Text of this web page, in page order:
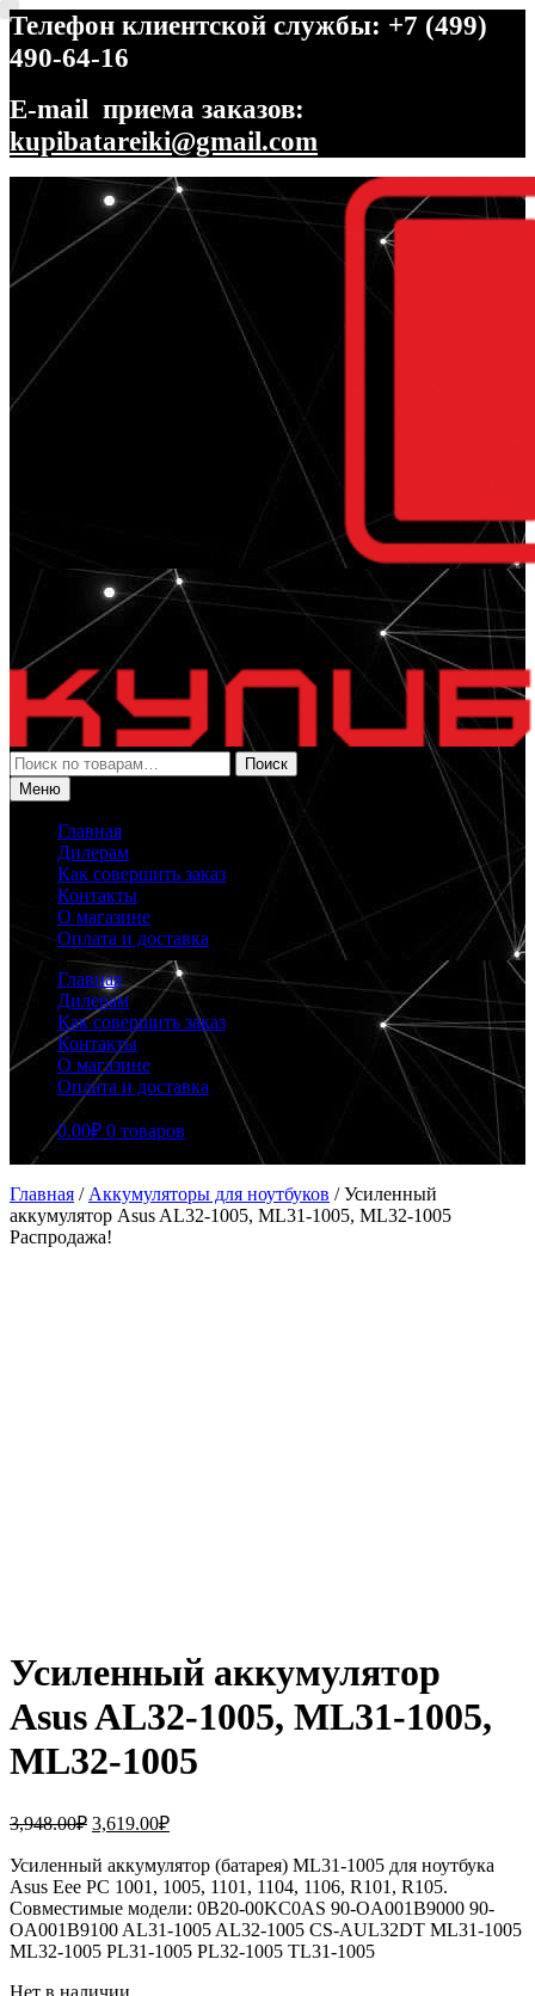
Телефон клиентской службы: +7 (499)
490-64-16
E-mail приема заказов:
kupibatareiki@gmail.com
Перейти
навигации
Перейти
содержимому
Искать:
Поиск
Меню
Главная
Дилерам
Как совершить заказ
Контакты
О магазине
Оплата и доставка
Главная
Дилерам
Как совершить заказ
Контакты
О магазине
Оплата и доставка
0.00₽ 0 товаров
Главная / Аккумуляторы для ноутбуков /Усиленный
аккумулятор Asus AL32-1005, ML31-1005, ML32-1005
Распродажа!
Усиленный аккумулятор
Asus AL32-1005, ML31-1005,
ML32-1005
3,948.00₽ Первоначальная
составляла
3,948.00₽.
3,619.00₽Текущая
3,619.00₽.
Усиленный аккумулятор (батарея) ML31-1005 для ноутбука
Asus Eee PC 1001, 1005, 1101, 1104, 1106, R101, R105.
Совместимые модели: 0B20-00KC0AS 90-OA001B9000 90-
OA001B9100 AL31-1005 AL32-1005 CS-AUL32DT ML31-1005
ML32-1005 PL31-1005 PL32-1005 TL31-1005
Нет в наличии